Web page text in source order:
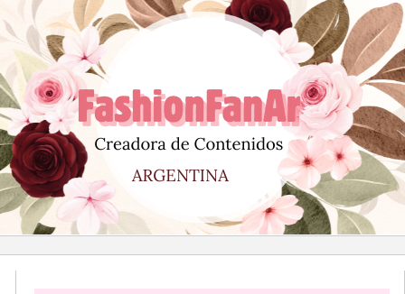
al
contenido